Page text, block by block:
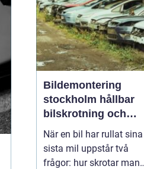
Bildemontering
stockholm hållbar
bilskrotning och
smart reservdelsjakt
När en bil har rullat sina
sista mil uppstår två
frågor: hur skrotar man